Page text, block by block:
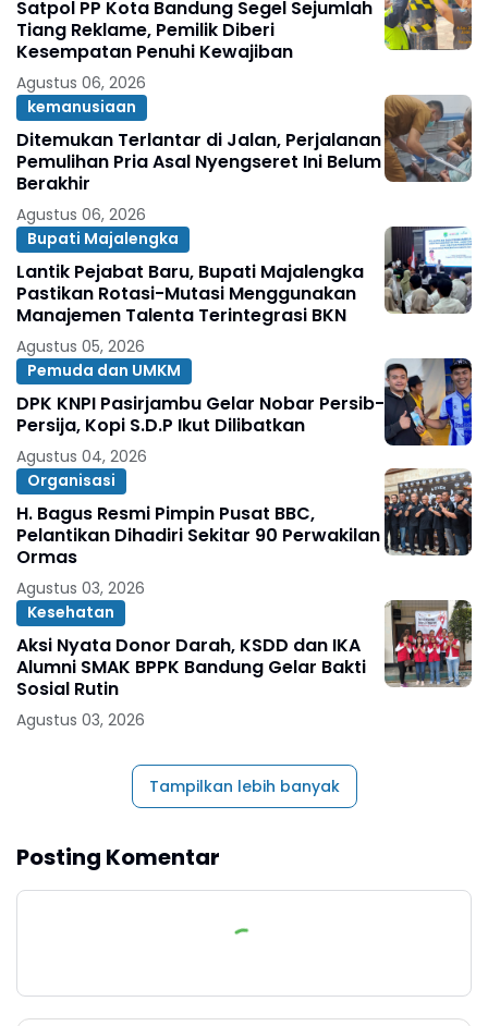
Satpol PP Kota Bandung Segel Sejumlah
Tiang Reklame, Pemilik Diberi
Kesempatan Penuhi Kewajiban
Agustus 06, 2026
kemanusiaan
Ditemukan Terlantar di Jalan, Perjalanan
Pemulihan Pria Asal Nyengseret Ini Belum
Berakhir
Agustus 06, 2026
Bupati Majalengka
Lantik Pejabat Baru, Bupati Majalengka
Pastikan Rotasi-Mutasi Menggunakan
Manajemen Talenta Terintegrasi BKN
Agustus 05, 2026
Pemuda dan UMKM
DPK KNPI Pasirjambu Gelar Nobar Persib-
Persija, Kopi S.D.P Ikut Dilibatkan
Agustus 04, 2026
Organisasi
H. Bagus Resmi Pimpin Pusat BBC,
Pelantikan Dihadiri Sekitar 90 Perwakilan
Ormas
Agustus 03, 2026
Kesehatan
Aksi Nyata Donor Darah, KSDD dan IKA
Alumni SMAK BPPK Bandung Gelar Bakti
Sosial Rutin
Agustus 03, 2026
Tampilkan lebih banyak
Posting Komentar